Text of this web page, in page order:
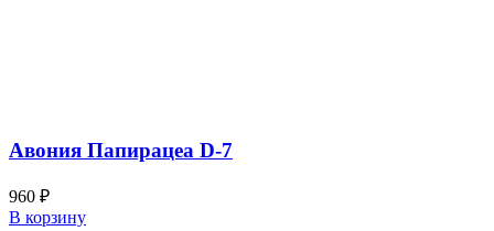
Авония Папирацеа D-7
960 ₽
В корзину